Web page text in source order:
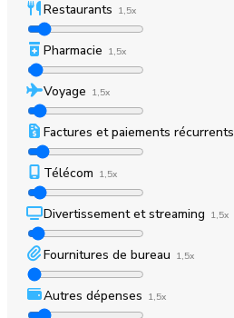
Restaurants 1,5x
Pharmacie 1,5x
Voyage 1,5x
Factures et paiements récurrents
Télécom 1,5x
Divertissement et streaming 1,5x
Fournitures de bureau 1,5x
Autres dépenses 1,5x